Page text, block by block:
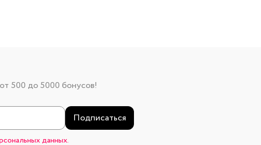
500 до 5000 бонусов!
Подписаться
данных.